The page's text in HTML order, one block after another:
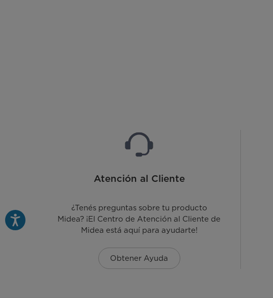
Atención al Cliente
¿Tenés preguntas sobre tu producto
Midea? ¡El Centro de Atención al Cliente de
Midea está aquí para ayudarte!
Obtener Ayuda